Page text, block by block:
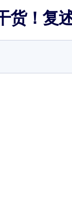
货！复